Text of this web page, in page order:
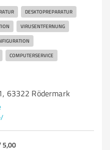
DESKTOPREPARATUR
VIRUSENTFERNUNG
COMPUTERSERVICE
63322 Rödermark
5,00